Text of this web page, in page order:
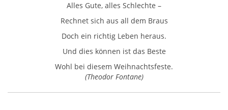
Alles Gute, alles Schlechte –
Rechnet sich aus all dem Braus
Doch ein richtig Leben heraus.
Und dies können ist das Beste
Wohl bei diesem Weihnachtsfeste.
(Theodor Fontane)